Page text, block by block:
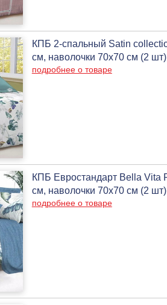
КПБ 2-спальный Satin
см, наволочки 70х70 см (2 шт)
подробнее о товаре
КПБ Евростандарт Bella Vita
см, наволочки 70х70 см (2 шт)
подробнее о товаре